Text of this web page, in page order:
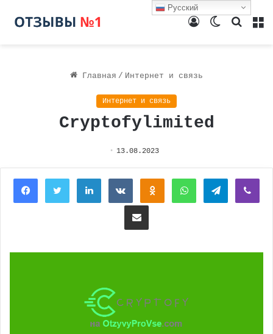
Поиск
Switch
Войти
Главная / Интернет и связь
Интернет и связь
Cryptofylimited
13.08.2023
FacebookTwitterLinkedInВконтактеОдноклассники
WhatsAppTelegram
Поделиться через электронную почту
Русский